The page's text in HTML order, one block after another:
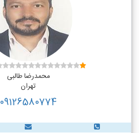
محمدرضا طالبی
تهران
09126580774